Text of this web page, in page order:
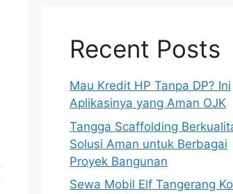
Recent Posts
Mau Kredit HP Tanpa DP? Ini
Aplikasinya yang Aman OJK
Tangga Scaffolding
Solusi Aman untuk Berbagai
Proyek Bangunan
Sewa Mobil Elf Tangerang